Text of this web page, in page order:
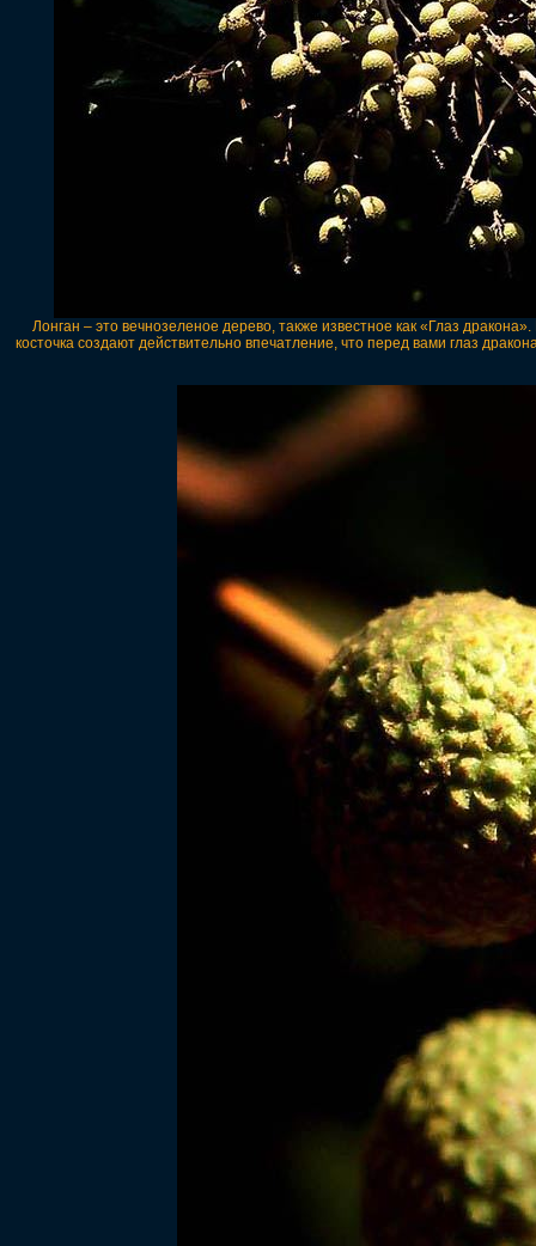
Лонган – это вечнозеленое дерево, также известное как «Глаз
косточка создают действительно впечатление, что перед вами глаз